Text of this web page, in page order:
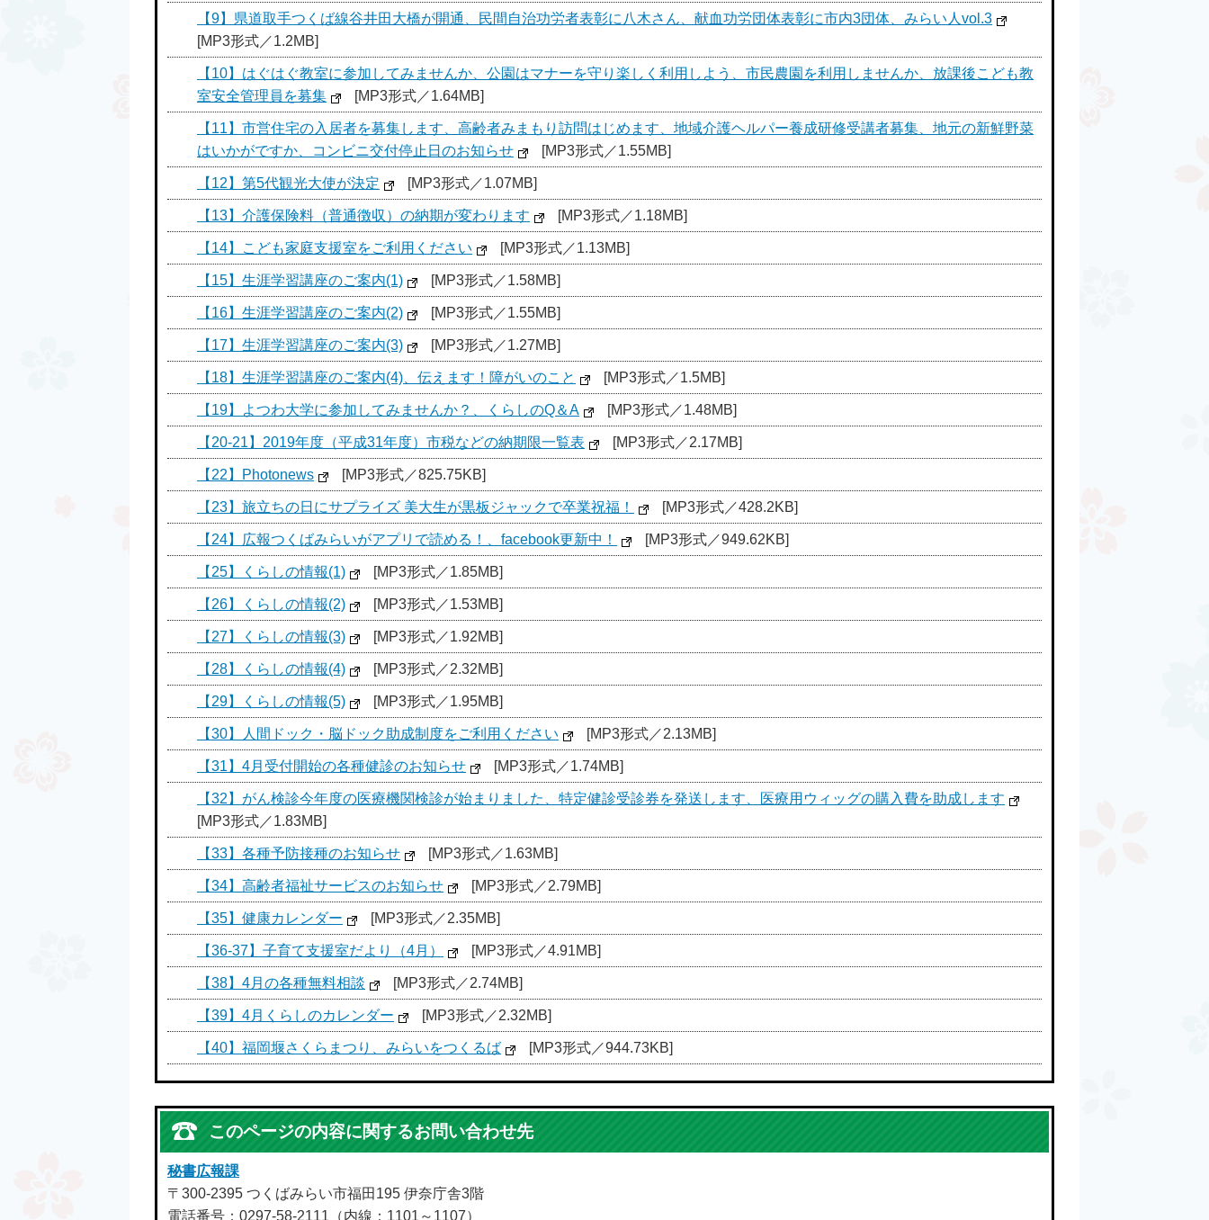
【9】県道取手つくば線谷井田大橋が開通、民間自治功労者表彰に八木さん、献血功労団体表彰に市内3団体、みらい人vol.3
[MP3形式／1.2MB]
【10】はぐはぐ教室に参加してみませんか、公園はマナーを守り楽しく利用しよう、市民農園を利用しませんか、放課後こども教
室安全管理員を募集
[MP3形式／1.64MB]
【11】市営住宅の入居者を募集します、高齢者みまもり訪問はじめます、地域介護ヘルパー養成研修受講者募集、地元の新鮮野菜
はいかがですか、コンビニ交付停止日のお知らせ
[MP3形式／1.55MB]
【12】第5代観光大使が決定 [MP3形式／1.07MB]
【13】介護保険料（普通徴収）の納期が変わります [MP3形式／1.18MB]
【14】こども家庭支援室をご利用ください [MP3形式／1.13MB]
【15】生涯学習講座のご案内(1) [MP3形式／1.58MB]
【16】生涯学習講座のご案内(2) [MP3形式／1.55MB]
【17】生涯学習講座のご案内(3) [MP3形式／1.27MB]
【18】生涯学習講座のご案内(4)、伝えます！障がいのこと [MP3形式／1.5MB]
【19】よつわ大学に参加してみませんか？、くらしのQ＆A [MP3形式／1.48MB]
【20-21】2019年度（平成31年度）市税などの納期限一覧表 [MP3形式／2.17MB]
【22】Photonews [MP3形式／825.75KB]
【23】旅立ちの日にサプライズ 美大生が黒板ジャックで卒業祝福！ [MP3形式／428.2KB]
【24】広報つくばみらいがアプリで読める！、facebook更新中！ [MP3形式／949.62KB]
【25】くらしの情報(1) [MP3形式／1.85MB]
【26】くらしの情報(2) [MP3形式／1.53MB]
【27】くらしの情報(3) [MP3形式／1.92MB]
【28】くらしの情報(4) [MP3形式／2.32MB]
【29】くらしの情報(5) [MP3形式／1.95MB]
【30】人間ドック・脳ドック助成制度をご利用ください [MP3形式／2.13MB]
【31】4月受付開始の各種健診のお知らせ [MP3形式／1.74MB]
【32】がん検診今年度の医療機関検診が始まりました、特定健診受診券を発送します、医療用ウィッグの購入費を助成します
[MP3形式／1.83MB]
【33】各種予防接種のお知らせ [MP3形式／1.63MB]
【34】高齢者福祉サービスのお知らせ [MP3形式／2.79MB]
【35】健康カレンダー [MP3形式／2.35MB]
【36-37】子育て支援室だより（4月） [MP3形式／4.91MB]
【38】4月の各種無料相談 [MP3形式／2.74MB]
【39】4月くらしのカレンダー [MP3形式／2.32MB]
【40】福岡堰さくらまつり、みらいをつくるば [MP3形式／944.73KB]
このページの内容に関するお問い合わせ先
秘書広報課
〒300-2395 つくばみらい市福田195 伊奈庁舎3階
電話番号：0297-58-2111（内線：1101～1107）